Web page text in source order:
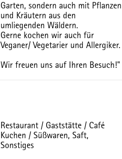
Garten, sondern auch mit Pflanzen
und Kräutern aus den
umliegenden Wäldern.
Gerne kochen wir auch für
Veganer/ Vegetarier und Allergiker.
Wir freuen uns auf Ihren Besuch!"
Restaurant / Gaststätte / Café
Kuchen / Süßwaren, Saft,
Sonstiges